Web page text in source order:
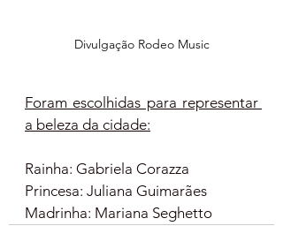
Divulgação Rodeo Music
Foram escolhidas para representar
a beleza da cidade:
Rainha: Gabriela Corazza
Princesa: Juliana Guimarães
Madrinha: Mariana Seghetto